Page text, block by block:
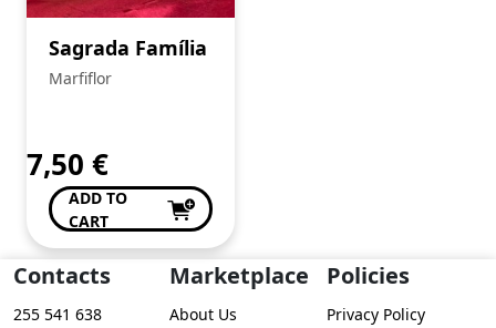
Sagrada Família
Marfiflor
7,50 €
ADD TO
CART
Contacts
255 541 638
Marketplace
About Us
Policies
Privacy Policy